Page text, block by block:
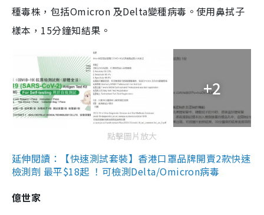
種毒株，包括Omicron 及Delta變種病毒。使用鼻拭子
樣本，15分鐘知結果。
+2
點擊圖片放大
延伸閱讀：【快速測試套裝】香港口罩品牌開賣2款快速
檢測劑 最平$18起 ！可檢測Delta/Omicron病毒
億世家